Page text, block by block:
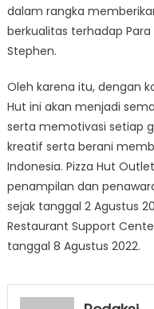
dalam rangka
berkualitas terhadap
Stephen.
Oleh karena itu, dengan
Hut ini akan menjadi
serta memotivasi setiap
kreatif serta berani
Indonesia. Pizza Hut
penampilan dan
sejak tanggal 2 Agustus
Restaurant Support
tanggal 8 Agustus 2022.